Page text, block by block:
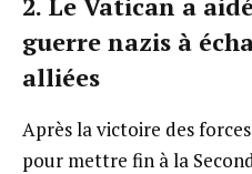
guerre nazis à
alliées
Après la victoire des
pour mettre fin à la